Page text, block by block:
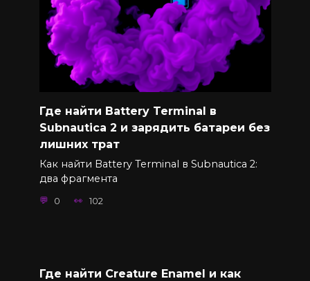
Где найти Battery Terminal в
Subnautica 2 и зарядить батареи без
лишних трат
Как найти Battery Terminal в Subnautica 2:
два фрагмента
0 102
Где найти Creature Enamel и как